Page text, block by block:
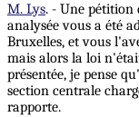
M. Lys. - Une pétition
analysée vous a été
Bruxelles, et vous
mais alors la loi
présentée, je pense
section centrale
rapporte.